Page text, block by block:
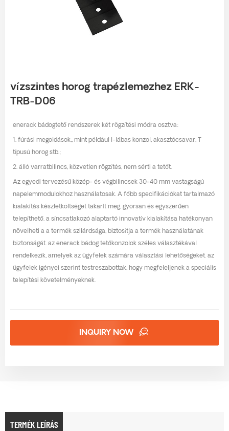
vízszintes horog trapézlemezhez ERK-
TRB-D06
enerack bádogtető rendszerek két rögzítési módra osztva:
1. fúrási megoldások,, mint például l-lábas konzol, akasztócsavar, T
típusú horog stb.;
2. álló varratbilincs, közvetlen rögzítés, nem sérti a tetőt.
Az egyedi tervezésű közép- és végbilincsek 30-40 mm vastagságú
napelemmodulokhoz használatosak. A főbb specifikációkat tartalmazó
kialakítás készletköltséget takarít meg, gyorsan és egyszerűen
telepíthető. a síncsatlakozó alaptartó innovatív kialakítása hatékonyan
növelheti a a termék szilárdsága, biztosítja a termék használatának
biztonságát. az enerack bádog tetőkonzolok széles választékával
rendelkezik, amelyek az ügyfelek számára választási lehetőségeket. az
ügyfelek igényei szerint testreszabottak, hogy megfeleljenek a speciális
telepítési követelményeknek.
INQUIRY NOW
TERMÉK LEÍRÁS